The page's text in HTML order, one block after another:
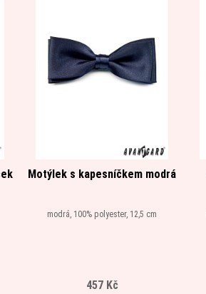
Motýlek s kapesníčkem modrá
modrá, 100% polyester, 12,5 cm
457 Kč